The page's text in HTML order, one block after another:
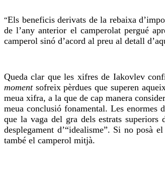
“Els beneficis derivats de la rebaixa
de l’any anterior el camperolat pergué
camperol sinó d’acord al preu al detall
Queda clar que les xifres de Iakovlev
moment sofreix pèrdues que superen
meua xifra, a la que de cap manera
meua conclusió fonamental. Les enormes
que la vaga del gra dels estrats
desplegament d’“idealisme”. Si no posà
també el camperol mitjà.